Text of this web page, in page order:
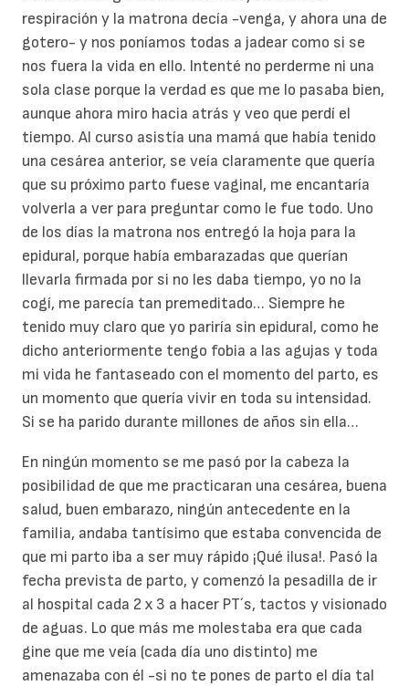
respiración y la matrona decía -venga, y ahora una de
gotero- y nos poníamos todas a jadear como si se
nos fuera la vida en ello. Intenté no perderme ni una
sola clase porque la verdad es que me lo pasaba bien,
aunque ahora miro hacia atrás y veo que perdí el
tiempo. Al curso asistía una mamá que había tenido
una cesárea anterior, se veía claramente que quería
que su próximo parto fuese vaginal, me encantaría
volverla a ver para preguntar como le fue todo. Uno
de los días la matrona nos entregó la hoja para la
epidural, porque había embarazadas que querían
llevarla firmada por si no les daba tiempo, yo no la
cogí, me parecía tan premeditado… Siempre he
tenido muy claro que yo pariría sin epidural, como he
dicho anteriormente tengo fobia a las agujas y toda
mi vida he fantaseado con el momento del parto, es
un momento que quería vivir en toda su intensidad.
Si se ha parido durante millones de años sin ella…
En ningún momento se me pasó por la cabeza la
posibilidad de que me practicaran una cesárea, buena
salud, buen embarazo, ningún antecedente en la
familia, andaba tantísimo que estaba convencida de
que mi parto iba a ser muy rápido ¡Qué ilusa!. Pasó la
fecha prevista de parto, y comenzó la pesadilla de ir
al hospital cada 2 x 3 a hacer PT´s, tactos y visionado
de aguas. Lo que más me molestaba era que cada
gine que me veía (cada día uno distinto) me
amenazaba con él -si no te pones de parto el día tal